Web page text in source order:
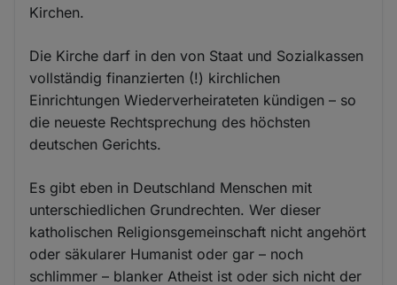
Kirchen.
Die Kirche darf in den von Staat und Sozialkassen
vollständig finanzierten (!) kirchlichen
Einrichtungen Wiederverheirateten kündigen – so
die neueste Rechtsprechung des höchsten
deutschen Gerichts.
Es gibt eben in Deutschland Menschen mit
unterschiedlichen Grundrechten. Wer dieser
katholischen Religionsgemeinschaft nicht angehört
oder säkularer Humanist oder gar – noch
schlimmer – blanker Atheist ist oder sich nicht der